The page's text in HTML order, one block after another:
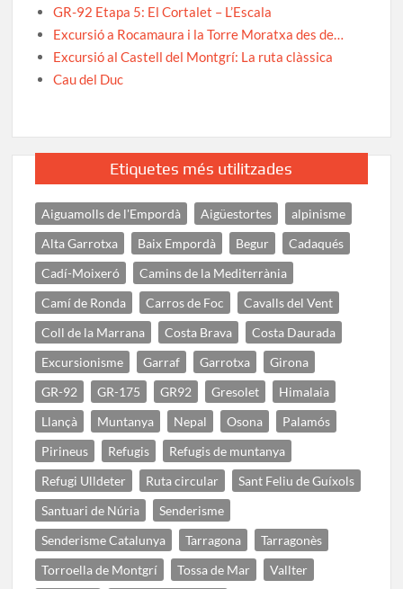
GR-92 Etapa 5: El Cortalet – L’Escala
Excursió a Rocamaura i la Torre Moratxa des de…
Excursió al Castell del Montgrí: La ruta clàssica
Cau del Duc
Etiquetes més utilitzades
Aiguamolls de l'Empordà Aigüestortes
alpinisme
Alta Garrotxa
Baix Empordà Begur
Cadaqués
Cadí-Moixeró
Camins de la Mediterrània
Camí de Ronda
Carros de Foc
Cavalls del Vent
Coll de la Marrana
Costa Brava
Costa Daurada
Excursionisme
Garraf Garrotxa
Girona
GR-92
GR-175 GR92 Gresolet
Himalaia
Llançà
Muntanya Nepal Osona
Palamós
Pirineus
Refugis
Refugis de muntanya
Refugi Ulldeter
Ruta circular
Sant Feliu de Guíxols
Santuari de Núria
Senderisme
Senderisme Catalunya
Tarragona
Tarragonès
Torroella de Montgrí
Tossa de Mar
Vallter